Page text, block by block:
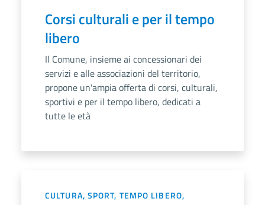
Corsi culturali e per il tempo
libero
Il Comune, insieme ai concessionari dei
servizi e alle associazioni del territorio,
propone un'ampia offerta di corsi, culturali,
sportivi e per il tempo libero, dedicati a
tutte le età
CULTURA, SPORT, TEMPO LIBERO,